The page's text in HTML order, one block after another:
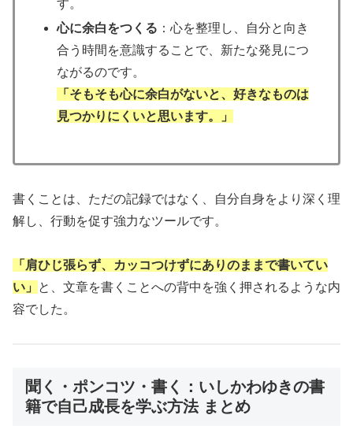
す。
心に余白をつくる ：心を整理し、自分と向き
合う時間を意識することで、新たな発見につ
ながるのです。
「そもそも心に余白がないと、好きなものは
見つかりにくいと思います。」
書くことは、ただの記録ではなく、自分自身をより深く理
解し、行動を促す強力なツールです。
「肩ひじ張らず、カッコつけずにありのままで書いてい
い」
と、文章を書くことへの背中を強く押されるような内
容でした。
聞く・ポンコツ・書く：いしかわゆきの書
籍で自己成長を学ぶ方法 まとめ